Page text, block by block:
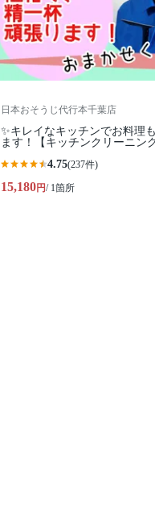
日本おそうじ代行本千葉店
✨キレイなキッチンでお料理
ます！【キッチンクリーニング
4.75(237件)
15,180円/ 1箇所